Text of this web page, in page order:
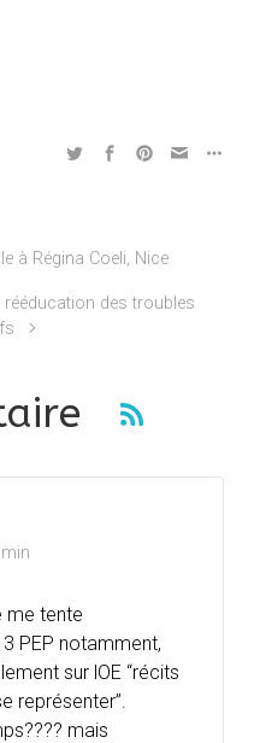
à Régina Coeli, Nice
des troubles
me tente
PEP notamment,
sur lOE “récits
représenter”.
mais